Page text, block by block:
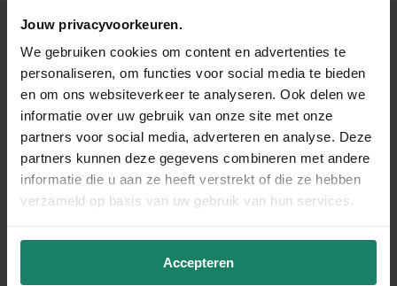
Jouw privacyvoorkeuren.
We gebruiken cookies om content en advertenties te
personaliseren, om functies voor social media te bieden
en om ons websiteverkeer te analyseren. Ook delen we
informatie over uw gebruik van onze site met onze
partners voor social media, adverteren en analyse. Deze
partners kunnen deze gegevens combineren met andere
informatie die u aan ze heeft verstrekt of die ze hebben
verzameld op basis van uw gebruik van hun services.
Accepteren